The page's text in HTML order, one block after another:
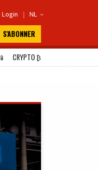
Login | NL 
S'ABONNER
📱 CRYPTO₿